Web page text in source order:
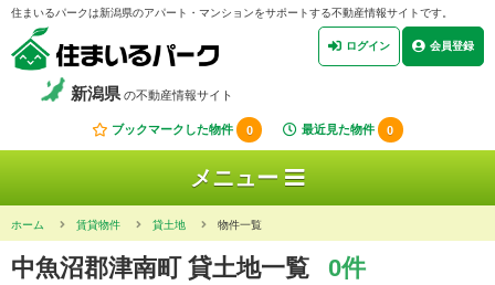
住まいるパークは新潟県のアパート・マンションをサポートする不動産情報サイトです。
新潟県の不動産情報サイト
ログイン 会員登録
ブックマークした物件 0 最近見た物件 0
メニュー
ホーム 賃貸物件 貸土地 物件一覧
中魚沼郡津南町 貸土地一覧 0件